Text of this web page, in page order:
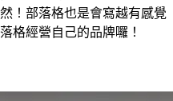
！部落格也是會寫越有感覺
格經營自己的品牌囉！